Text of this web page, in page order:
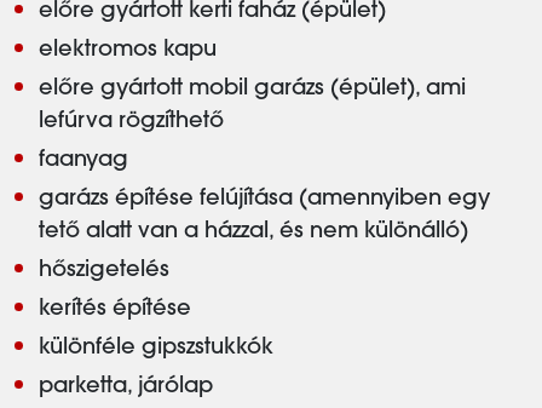
előre gyártott kerti faház (épület)
elektromos kapu
előre gyártott mobil garázs (épület), ami
lefúrva rögzíthető
faanyag
garázs építése felújítása (amennyiben egy
tető alatt van a házzal, és nem különálló)
hőszigetelés
kerítés építése
különféle gipszstukkók
parketta, járólap